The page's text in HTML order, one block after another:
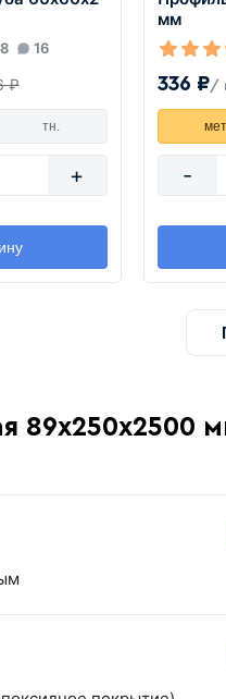
16
₽
тн.
+
мм
336 ₽/
-
89х250х2500